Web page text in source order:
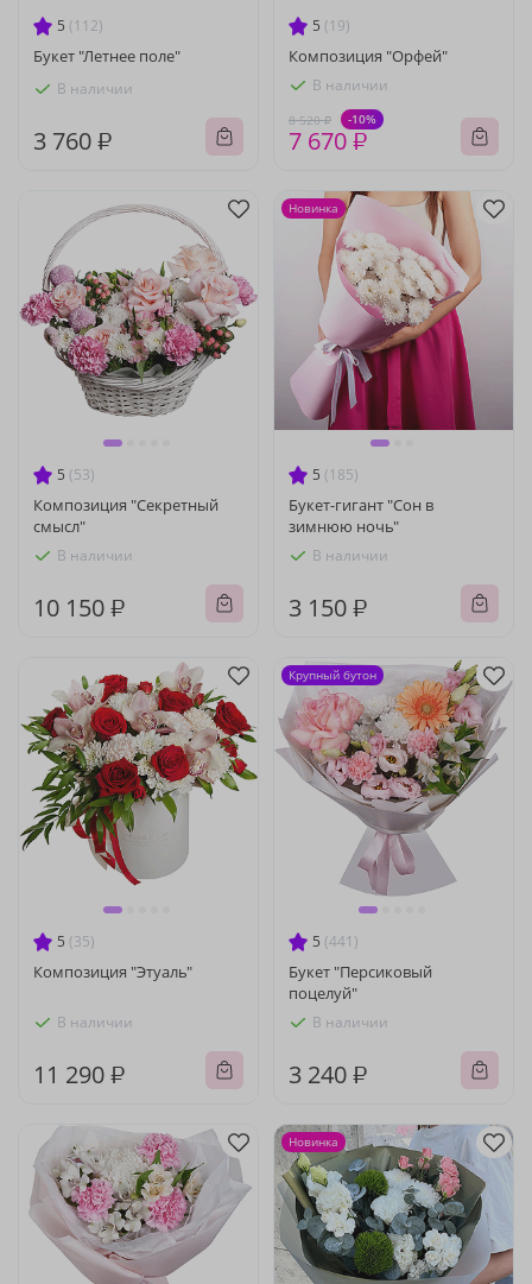
5 (112)
Букет "Летнее поле"
В наличии
3 760 ₽
5 (19)
Композиция "Орфей"
В наличии
8 520 ₽ -10%
7 670 ₽
5 (53)
Композиция "Секретный
смысл"
В наличии
10 150 ₽
5 (185)
Букет-гигант "Сон в
зимнюю ночь"
В наличии
3 150 ₽
Новинка
5 (35)
Композиция "Этуаль"
В наличии
11 290 ₽
5 (441)
Букет "Персиковый
поцелуй"
В наличии
3 240 ₽
Крупный бутон
Новинка